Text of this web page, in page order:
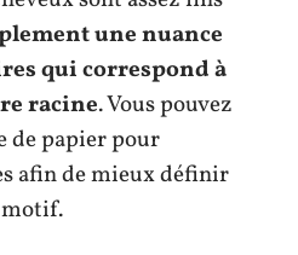
une nuance
qui correspond à
racine. Vous pouvez
papier pour
afin de mieux définir
motif.